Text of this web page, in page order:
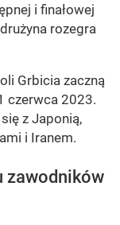
i finałowej
rozegra
Grbicia zaczną
czerwca 2023.
z Japonią,
i Iranem.
zawodników